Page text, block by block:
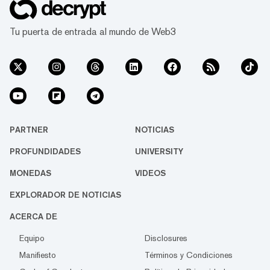
Tu puerta de entrada al mundo de Web3
PARTNER NOTICIAS
PROFUNDIDADES UNIVERSITY
MONEDAS VIDEOS
EXPLORADOR DE NOTICIAS
ACERCA DE
Equipo
Disclosures
Manifiesto
Términos y Condiciones